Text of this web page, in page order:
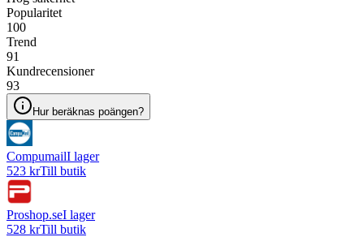
Popularitet
100
Trend
91
Kundrecensioner
93
Hur beräknas poängen?
CompumailI lager
523 krTill butik
Proshop.seI lager
528 krTill butik